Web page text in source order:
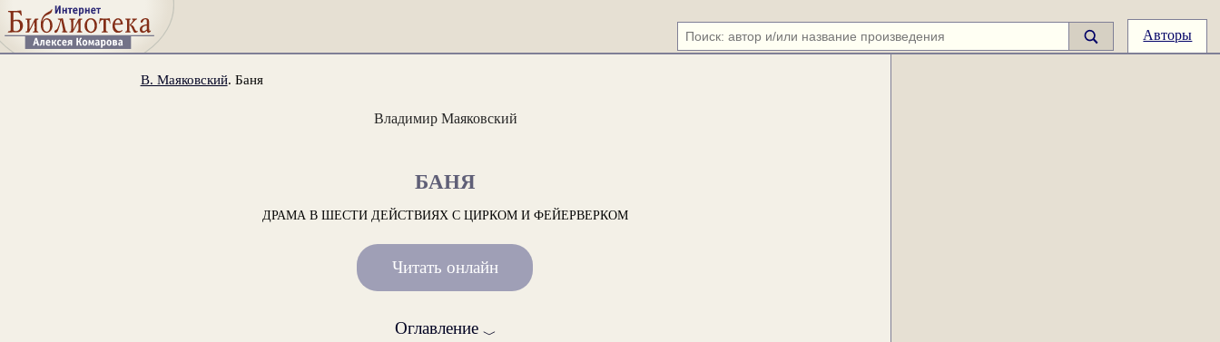
Авторы
В. Маяковский. Баня
Владимир Маяковский
БАНЯ
ДРАМА В ШЕСТИ ДЕЙСТВИЯХ С ЦИРКОМ И ФЕЙЕРВЕРКОМ
Читать онлайн
Оглавление ﹀